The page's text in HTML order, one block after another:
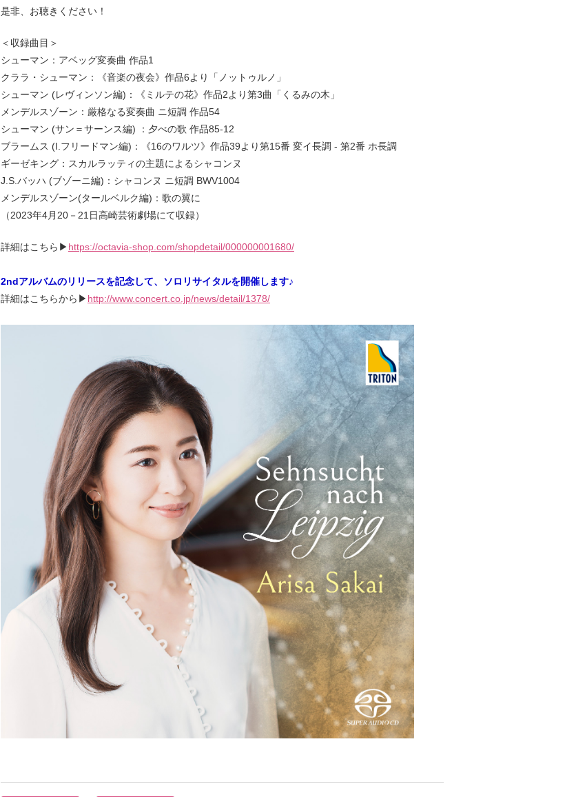
是非、お聴きください！
＜収録曲目＞
シューマン：アベッグ変奏曲 作品1
クララ・シューマン：《音楽の夜会》作品6より「ノットゥルノ」
シューマン (レヴィンソン編)：《ミルテの花》作品2より第3曲「くるみの木」
メンデルスゾーン：厳格なる変奏曲 ニ短調 作品54
シューマン (サン＝サーンス編) ：夕べの歌 作品85-12
ブラームス (I.フリードマン編)：《16のワルツ》作品39より第15番 変イ長調 - 第2番 ホ長調
ギーゼキング：スカルラッティの主題によるシャコンヌ
J.S.バッハ (ブゾーニ編)：シャコンヌ ニ短調 BWV1004
メンデルスゾーン(タールベルク編)：歌の翼に
（2023年4月20－21日高崎芸術劇場にて収録）
詳細はこちら▶ https://octavia-shop.com/shopdetail/000000001680/
2ndアルバムのリリースを記念して、ソロリサイタルを開催します♪
詳細はこちらから▶ http://www.concert.co.jp/news/detail/1378/